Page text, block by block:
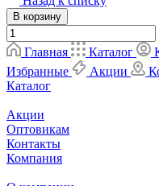
В корзину
Главная Каталог
Избранные
Акции
Каталог
Акции
Оптовикам
Контакты
Компания